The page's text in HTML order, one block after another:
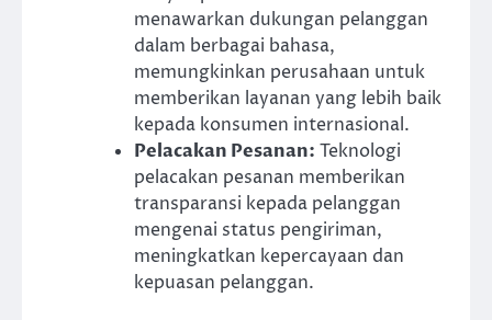
menawarkan dukungan pelanggan
dalam berbagai bahasa,
memungkinkan perusahaan untuk
memberikan layanan yang lebih baik
kepada konsumen internasional.
Pelacakan Pesanan: Teknologi
pelacakan pesanan memberikan
transparansi kepada pelanggan
mengenai status pengiriman,
meningkatkan kepercayaan dan
kepuasan pelanggan.